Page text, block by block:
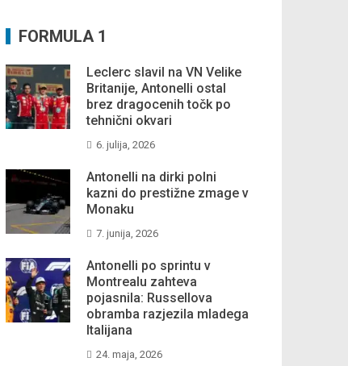
FORMULA 1
Leclerc slavil na VN Velike
Britanije, Antonelli ostal
brez dragocenih točk po
tehnični okvari
6. julija, 2026
Antonelli na dirki polni
kazni do prestižne zmage v
Monaku
7. junija, 2026
Antonelli po sprintu v
Montrealu zahteva
pojasnila: Russellova
obramba razjezila mladega
Italijana
24. maja, 2026